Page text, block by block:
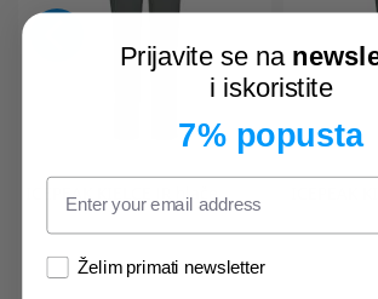
ICEPEAK KIELCE JR hlače
Prijavite se na
i iskoristite
7% popusta
Želim primati newsletter